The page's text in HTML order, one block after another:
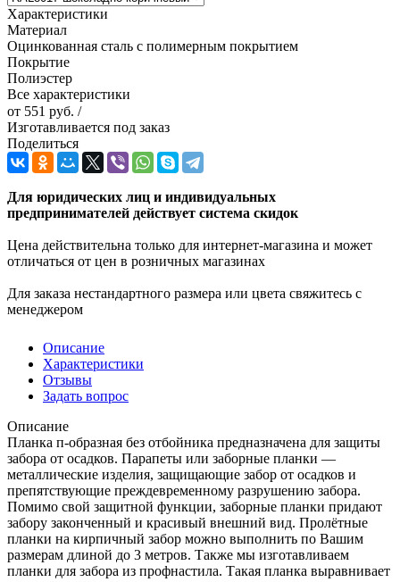
Характеристики
Материал
Оцинкованная сталь с полимерным покрытием
Покрытие
Полиэстер
Все характеристики
от 551 руб. /
Изготавливается под заказ
Поделиться
Для юридических лиц и индивидуальных
предпринимателей действует система скидок
Цена действительна только для интернет-магазина и может
отличаться от цен в розничных магазинах
Для заказа нестандартного размера или цвета свяжитесь с
менеджером
Описание
Характеристики
Отзывы
Задать вопрос
Описание
Планка п-образная без отбойника предназначена для защиты
забора от осадков. Парапеты или заборные планки —
металлические изделия, защищающие забор от осадков и
препятствующие преждевременному разрушению забора.
Помимо свой защитной функции, заборные планки придают
забору законченный и красивый внешний вид. Пролётные
планки на кирпичный забор можно выполнить по Вашим
размерам длиной до 3 метров. Также мы изготавливаем
планки для забора из профнастила. Такая планка выравнивает